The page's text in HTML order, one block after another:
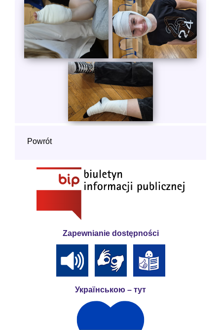
Powrót
Zapewnianie dostępności
Українською – тут